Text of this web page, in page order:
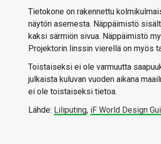
Tietokone on rakennettu
näytön asemesta. Näppäimistö
kaksi särmiön sivua. Näppäimistö
Projektorin linssin vierellä on myös
Toistaiseksi ei ole varmuutta
julkaista kuluvan vuoden aikana
ei ole toistaiseksi tietoa.
Lähde: Liliputing, iF World Design